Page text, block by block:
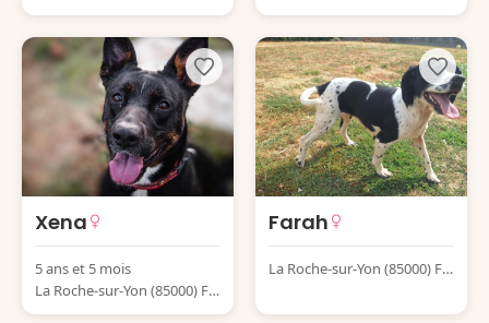
ance
Xena
5 ans et 5 mois
La Roche-sur-Yon (85000) Fr
ance
Farah
La Roche-sur-Yon (85000) Fr